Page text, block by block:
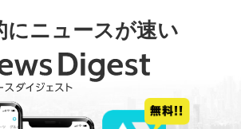
にニュースが速い